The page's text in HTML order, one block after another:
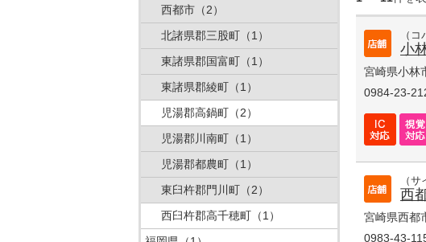
（コ
小
宮崎県小林
0984-23-
（サ
西
宮崎県西都
0983-43-
西都市 （2）
北諸県郡三股町 （1）
東諸県郡国富町 （1）
東諸県郡綾町 （1）
児湯郡高鍋町 （2）
児湯郡川南町 （1）
児湯郡都農町 （1）
東臼杵郡門川町 （2）
西臼杵郡高千穂町 （1）